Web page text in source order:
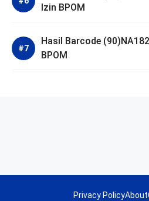
Izin BPOM
Hasil Barcode
BPOM
Privacy PolicyAbout